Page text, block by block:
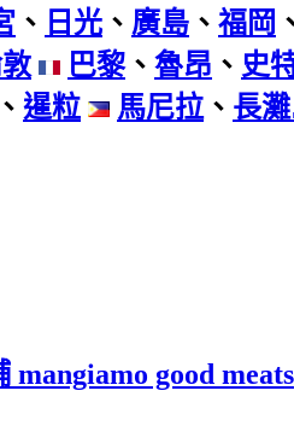
、 日光 、 廣島 、 福岡
巴黎、 魯昂 、 史
、 暹粒 馬尼拉 、 長
good meats